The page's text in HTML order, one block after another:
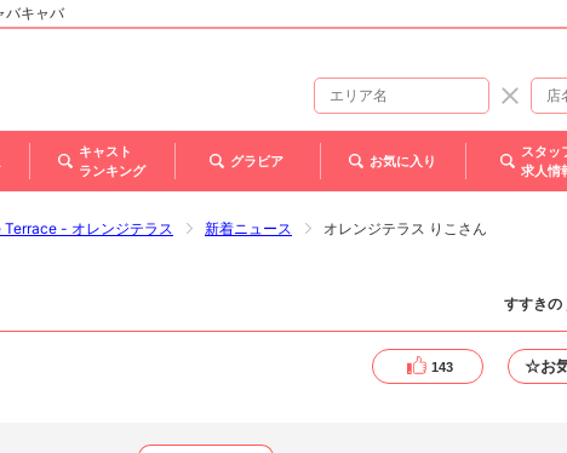
バキャバ
キャスト
ランキング
グラビア お気に入り
スタッ
求人情
Terrace - オレンジテラス 新着ニュース オレンジテラス りこさん
すすきの
143 ☆お